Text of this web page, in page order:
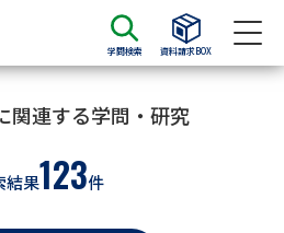
学問検索 資料請求BOX
資料検索
請求
関連する学問・研究
結果123件